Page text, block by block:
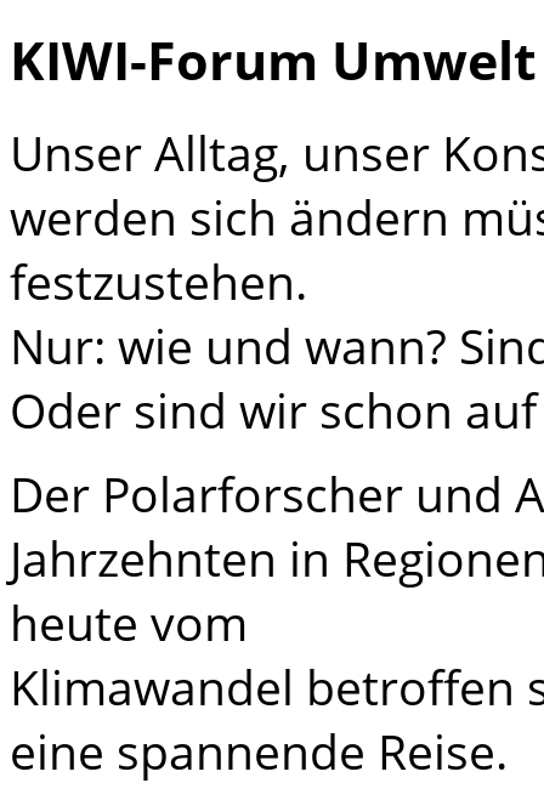
KIWI-Forum
Unser Alltag, unser
werden sich ändern
festzustehen.
Nur: wie und wann?
Oder sind wir schon
Der Polarforscher und
Jahrzehnten in
heute vom
Klimawandel betroffen
eine spannende Reise.